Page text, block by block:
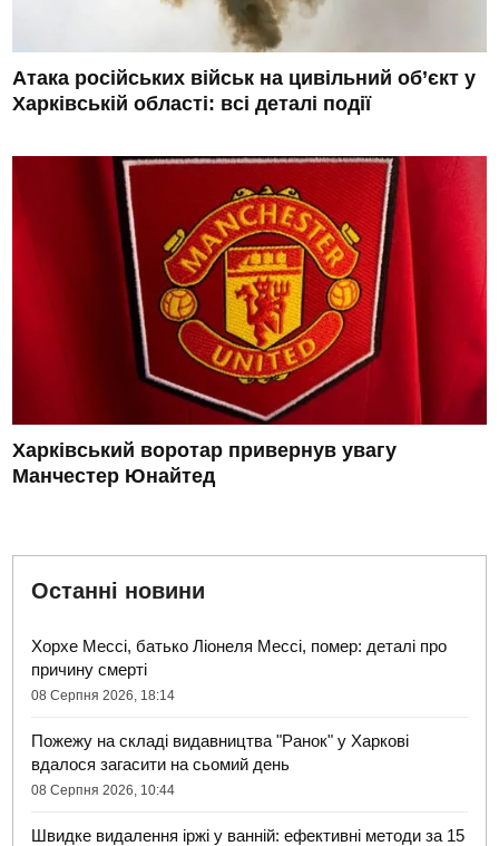
Атака російських військ на цивільний об’єкт у
Харківській області: всі деталі події
Харківський воротар привернув увагу
Манчестер Юнайтед
Останні новини
Хорхе Мессі, батько Ліонеля Мессі, помер: деталі про
причину смерті
08 Серпня 2026, 18:14
Пожежу на складі видавництва "Ранок" у Харкові
вдалося загасити на сьомий день
08 Серпня 2026, 10:44
Швидке видалення іржі у ванній: ефективні методи за 15